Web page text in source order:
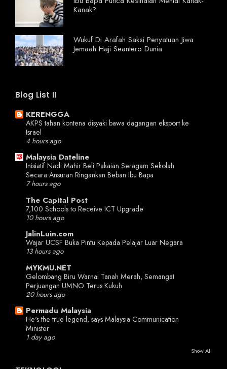
Kanak?
Wukuf Di Arafah Saksi Penyatuan Jiwa
Jemaah Haji Seantero Dunia
Blog List II
KERENGGA
AKPS tahan kontena disyaki bawa dagangan eksport ke
Israel
4 hours ago
Malaysia Dateline
Inisiatif Nadi Mahir Beli Pakaian Seragam Sekolah
Secara Ansuran Ringankan Beban Ibu Bapa
7 hours ago
The Capital Post
7,100 Schools to Receive ICT Upgrade
10 hours ago
JalinLuin.com
Wajar UCSF Buka Pintu Kepada Pelajar Luar Negara
13 hours ago
MYKMU.NET
Gelombang Biru Warnai Tanah Merah, Semangat
Perjuangan UMNO Terus Kukuh
20 hours ago
Permadu Malaysia
He's the true legend, says Malaysia Communication
Minister
1 day ago
Show All